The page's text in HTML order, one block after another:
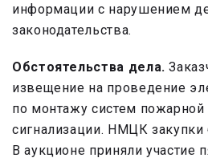
информации с нарушением
законодательства.
Обстоятельства дела.
извещение на проведение
по монтажу систем пожарной
сигнализации. НМЦК закупки
В аукционе приняли участие